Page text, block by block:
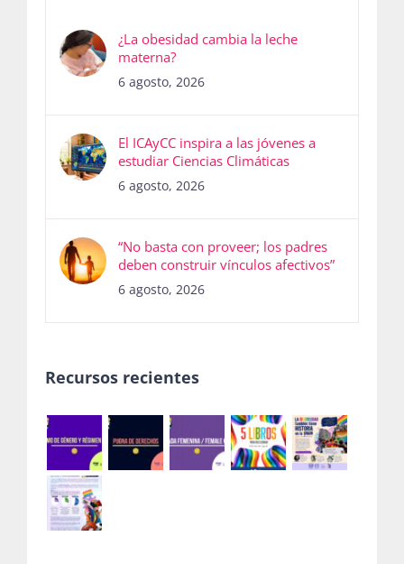
¿La obesidad cambia la leche
materna?
6 agosto, 2026
El ICAyCC inspira a las jóvenes a
estudiar Ciencias Climáticas
6 agosto, 2026
“No basta con proveer; los padres
deben construir vínculos afectivos”
6 agosto, 2026
Recursos recientes